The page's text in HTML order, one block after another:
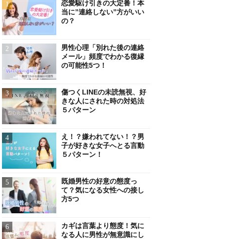
恋愛駆け引きの大定番！本
当に”連絡しない”方がいい
の？
男性心理「別れた後の連絡
メール」頻度でわかる復縁
の可能性5つ！
傷つくLINEの未読無視、好
きな人にされた時の対処法
５パターン
え！？嫌われてない！？男
子が好きな女子へとる言動
５パターン！
既婚男性の好意の態度っ
て？気になる女性への接し
方5つ
カギは言葉より態度！気に
なる人に男性が無意識にし